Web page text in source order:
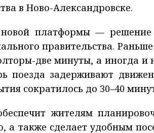
в Ново-Александровске.
платформы —
правительства.
две минуты, а иногда и
поезда задерживают
сократилось до 30–40
жителям
а также сделает удобным